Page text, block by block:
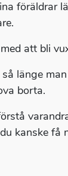
föräldrar
att bli
länge
borta.
kanske få